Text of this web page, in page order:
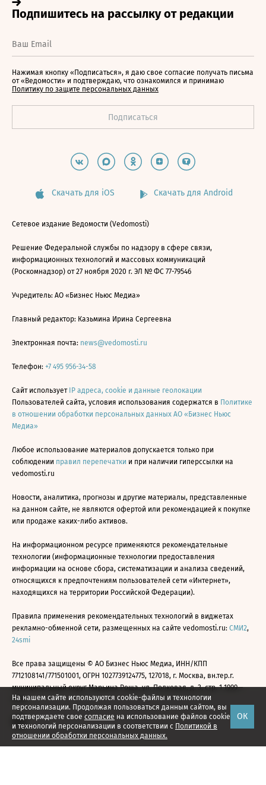
На нашем сайте используются cookie-файлы и технологии
персонализации. Продолжая пользоваться данным сайтом, вы
подтверждаете свое согласие на использование файлов cookie
и технологий персонализации в соответствии с Политикой в
отношении обработки персональных данных.
ОК
Нажимая кнопку «Подписаться», я даю свое согласие получать письма
от «Ведомости» и подтверждаю, что ознакомился и принимаю
Политику по защите персональных данных
Скачать для iOS Скачать для Android
Сетевое издание Ведомости (Vedomosti)
Решение Федеральной службы по надзору в сфере связи,
информационных технологий и массовых коммуникаций
(Роскомнадзор) от 27 ноября 2020 г. ЭЛ № ФС 77-79546
Учредитель: АО «Бизнес Ньюс Медиа»
Главный редактор: Казьмина Ирина Сергеевна
Электронная почта: news@vedomosti.ru
Телефон: +7 495 956-34-58
Сайт использует IP адреса, cookie и данные геолокации
Пользователей сайта, условия использования содержатся в Политике
в отношении обработки персональных данных АО «Бизнес Ньюс
Медиа»
Любое использование материалов допускается только при
соблюдении правил перепечатки и при наличии гиперссылки на
vedomosti.ru
Новости, аналитика, прогнозы и другие материалы, представленные
на данном сайте, не являются офертой или рекомендацией к покупке
или продаже каких-либо активов.
На информационном ресурсе применяются рекомендательные
технологии (информационные технологии предоставления
информации на основе сбора, систематизации и анализа сведений,
относящихся к предпочтениям пользователей сети «Интернет»,
находящихся на территории Российской Федерации).
Правила применения рекомендательных технологий в виджетах
рекламно-обменной сети, размещенных на сайте vedomosti.ru: СМИ2,
24smi
Все права защищены © АО Бизнес Ньюс Медиа, ИНН/КПП
7712108141/771501001, ОГРН 1027739124775, 127018, г. Москва, вн.тер.г.
муниципальный округ Марьина Роща, ул. Полковая, д. 3, стр. 1 1999—
2026